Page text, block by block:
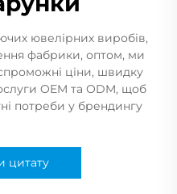
ювелірних виробів,
фабрики, оптом, ми
ціни, швидку
OEM та ODM, щоб
потреби у брендингу
цитату